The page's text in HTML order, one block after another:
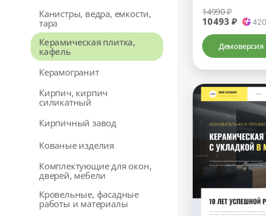
Канистры, ведра, емкости,
тара
Керамическая плитка,
кафель
Керамогранит
Кирпич, кирпич
силикатный
Кирпичный завод
Кованые изделия
Комплектующие для окон,
дверей, мебели
Кровельные, фасадные
работы и материалы
14990 ₽
10493 ₽ 420
Демоверсия